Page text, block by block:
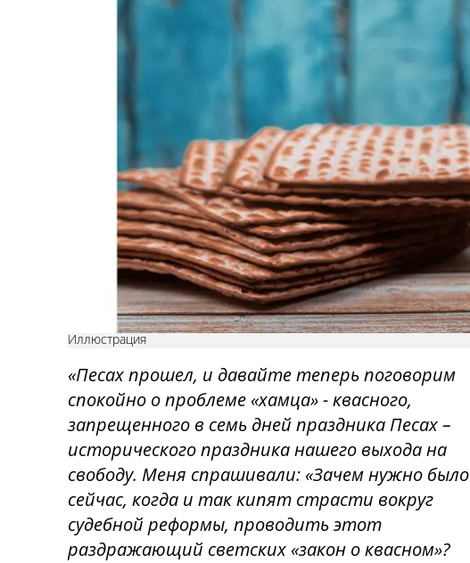
Иллюстрация
«Песах прошел, и давайте теперь поговорим
спокойно о проблеме «хамца» - квасного,
запрещенного в семь дней праздника Песах –
исторического праздника нашего выхода на
свободу. Меня спрашивали: «Зачем нужно было
сейчас, когда и так кипят страсти вокруг
судебной реформы, проводить этот
раздражающий светских «закон о квасном»?